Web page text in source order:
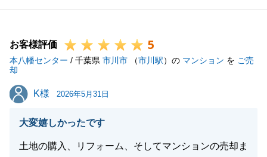
貴重なご意見もありがとうございます。真摯に受け止
変わらぬご愛顧のほどお願い申し上げます。
お客様評価 5
本八幡センター / 千葉県 市川市 （市川駅）の マンション を ご売
却
K様
K様 2026年5月31日
大変嬉しかったです
土地の購入、リフォーム、そしてマンションの売却ま